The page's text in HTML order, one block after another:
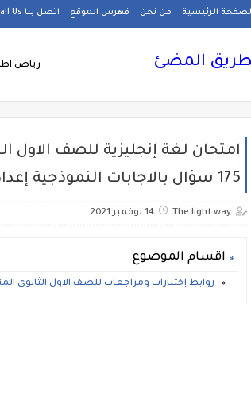
الرئيسية من نحن فهرس الموقع اتصل بنا Call Us
المضئ رياض
175 سؤال بالاجابات النموذجية إعداد كتاب العمالقة
The light way 14 نوفمبر 2021
اقسام الموضوع
روابط إختبارات ومراجعات للصف الاول الثانوى